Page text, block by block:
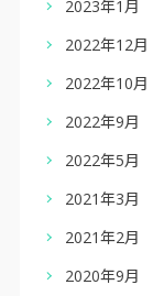
2023年1月
2022年12月
2022年10月
2022年9月
2022年5月
2021年3月
2021年2月
2020年9月